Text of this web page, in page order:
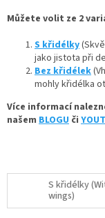
Můžete volit ze 2
S křidélky
jako jistota při
Bez křidélek
mohly křidélka
Více informací
našem BLOGU či
S křidélky
wings)